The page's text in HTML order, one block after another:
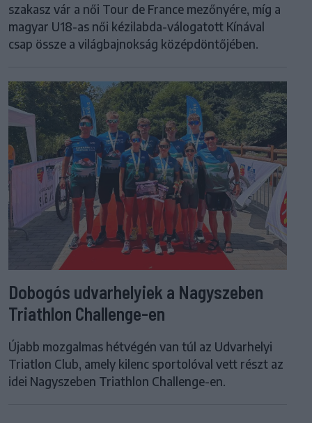
szakasz vár a női Tour de France mezőnyére, míg a
magyar U18-as női kézilabda-válogatott Kínával
csap össze a világbajnokság középdöntőjében.
Dobogós udvarhelyiek a Nagyszeben
Triathlon Challenge-en
Újabb mozgalmas hétvégén van túl az Udvarhelyi
Triatlon Club, amely kilenc sportolóval vett részt az
idei Nagyszeben Triathlon Challenge-en.